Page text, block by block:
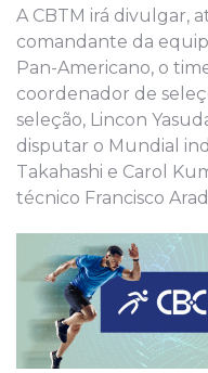
A CBTM irá divulgar,
comandante da
Pan-Americano, o
coordenador de
seleção, Lincon
disputar o Mundial
Takahashi e Carol
técnico Francisco